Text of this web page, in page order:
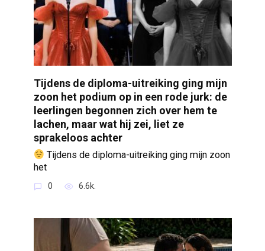
Tijdens de diploma-uitreiking ging mijn
zoon het podium op in een rode jurk: de
leerlingen begonnen zich over hem te
lachen, maar wat hij zei, liet ze
sprakeloos achter
Tijdens de diploma-uitreiking ging mijn zoon
het
0 6.6k.